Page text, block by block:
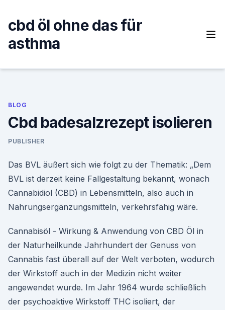
content
cbd öl ohne das für
asthma
BLOG
Cbd badesalzrezept isolieren
PUBLISHER
Das BVL äußert sich wie folgt zu der Thematik: „Dem
BVL ist derzeit keine Fallgestaltung bekannt, wonach
Cannabidiol (CBD) in Lebensmitteln, also auch in
Nahrungsergänzungsmitteln, verkehrsfähig wäre.
Cannabisöl - Wirkung & Anwendung von CBD Öl in
der Naturheilkunde Jahrhundert der Genuss von
Cannabis fast überall auf der Welt verboten, wodurch
der Wirkstoff auch in der Medizin nicht weiter
angewendet wurde. Im Jahr 1964 wurde schließlich
der psychoaktive Wirkstoff THC isoliert, der